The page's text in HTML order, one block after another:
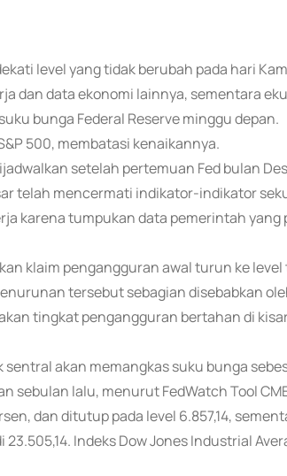
level yang tidak berubah pada hari
dan data ekonomi lainnya, sementara
bunga Federal Reserve minggu depan.
500, membatasi kenaikannya.
setelah pertemuan Fed bulan
telah mencermati indikator-indikator
karena tumpukan data pemerintah
klaim pengangguran awal turun ke
tersebut sebagian disebabkan
tingkat pengangguran bertahan di
akan memangkas suku bunga
sebulan lalu, menurut FedWatch Tool
dan ditutup pada level 6.857,14,
Indeks Dow Jones Industrial